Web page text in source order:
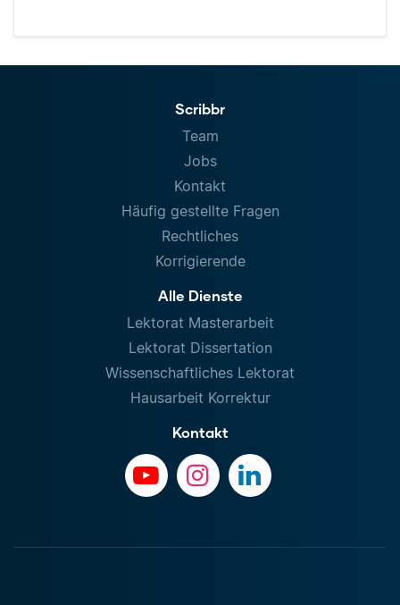
Scribbr
Team
Jobs
Kontakt
Häufig gestellte Fragen
Rechtliches
Korrigierende
Alle Dienste
Lektorat Masterarbeit
Lektorat Dissertation
Wissenschaftliches Lektorat
Hausarbeit Korrektur
Kontakt